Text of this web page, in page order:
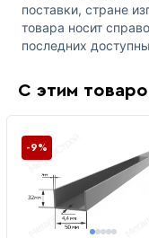
поставки, стране
товара носит
последних
С этим
-9%